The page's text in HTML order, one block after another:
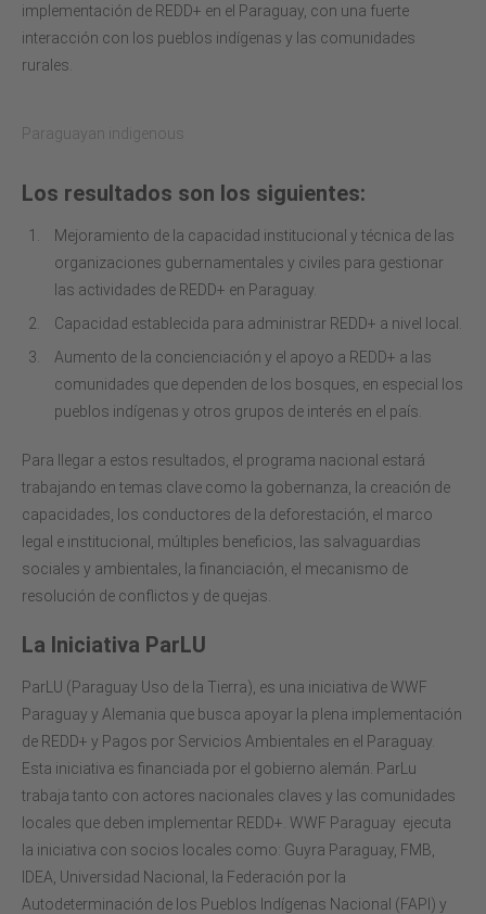
implementación de REDD+ en el Paraguay, con una fuerte
interacción con los pueblos indígenas y las comunidades
rurales.
Paraguayan indigenous
Los resultados son los siguientes:
Mejoramiento de la capacidad institucional y técnica de las
organizaciones gubernamentales y civiles para gestionar
las actividades de REDD+ en Paraguay.
Capacidad establecida para administrar REDD+ a nivel local.
Aumento de la concienciación y el apoyo a REDD+ a las
comunidades que dependen de los bosques, en especial los
pueblos indígenas y otros grupos de interés en el país.
Para llegar a estos resultados, el programa nacional estará
trabajando en temas clave como la gobernanza, la creación de
capacidades, los conductores de la deforestación, el marco
legal e institucional, múltiples beneficios, las salvaguardias
sociales y ambientales, la financiación, el mecanismo de
resolución de conflictos y de quejas.
La Iniciativa ParLU
ParLU (Paraguay Uso de la Tierra), es una iniciativa de WWF
Paraguay y Alemania que busca apoyar la plena implementación
de REDD+ y Pagos por Servicios Ambientales en el Paraguay.
Esta iniciativa es financiada por el gobierno alemán. ParLu
trabaja tanto con actores nacionales claves y las comunidades
locales que deben implementar REDD+. WWF Paraguay ejecuta
la iniciativa con socios locales como: Guyra Paraguay, FMB,
IDEA, Universidad Nacional, la Federación por la
Autodeterminación de los Pueblos Indígenas Nacional (FAPI) y